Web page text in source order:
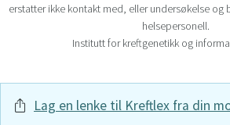
erstatter ikke kontakt med, eller undersøkelse og
helsepersonell.
Institutt for kreftgenetikk og
Lag en lenke til Kreftlex fra din